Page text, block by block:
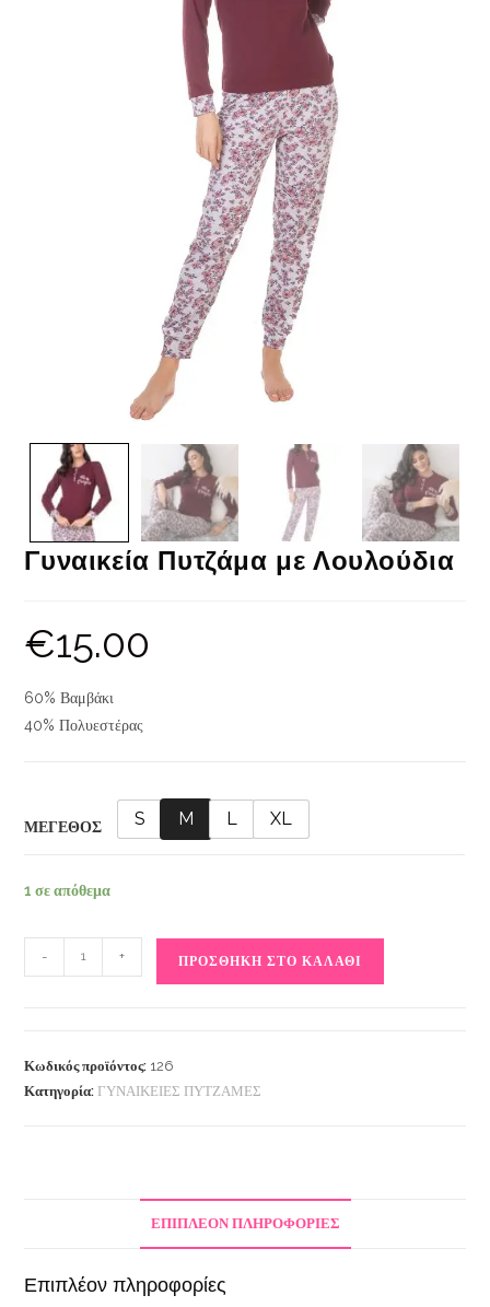
Γυναικεία Πυτζάμα με Λουλούδια
€15.00
60% Βαμβάκι
40% Πολυεστέρας
ΜΕΓΕΘΟΣ S M L XL
1 σε απόθεμα
- + ΠΡΟΣΘΉΚΗ ΣΤΟ ΚΑΛΆΘΙ
Κωδικός προϊόντος: 126
Κατηγορία: ΓΥΝΑΙΚΕΙΕΣ ΠΥΤΖΑΜΕΣ
ΕΠΙΠΛΈΟΝ ΠΛΗΡΟΦΟΡΊΕΣ
Επιπλέον πληροφορίες